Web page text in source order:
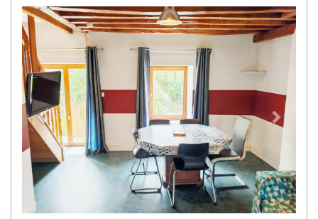
Previous
Next